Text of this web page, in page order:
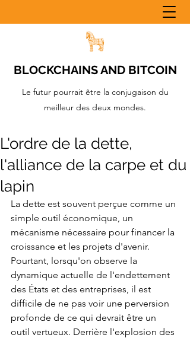
BLOCKCHAINS AND BITCOIN
Le futur pourrait être la conjugaison du
meilleur des deux mondes.
L'ordre de la dette,
l'alliance de la carpe et du
lapin
La dette est souvent perçue comme un
simple outil économique, un
mécanisme nécessaire pour financer la
croissance et les projets d'avenir.
Pourtant, lorsqu'on observe la
dynamique actuelle de l'endettement
des États et des entreprises, il est
difficile de ne pas voir une perversion
profonde de ce qui devrait être un
outil vertueux. Derrière l'explosion des